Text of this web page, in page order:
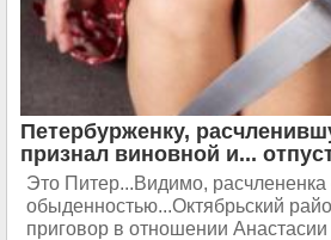
Петербурженку,
признал виновной и...
Это Питер...Видимо, расчлененка
обыденностью...Октябрьский
приговор в отношении